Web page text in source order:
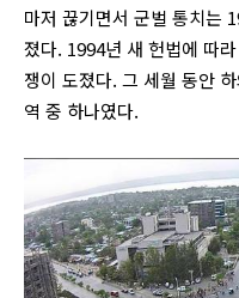
마저 끊기면서 군벌 통치는
졌다. 1994년 새 헌법에 따
쟁이 도졌다. 그 세월 동안
역 중 하나였다.